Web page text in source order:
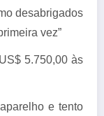
desabrigados
vez”
5.750,00 às
e tento